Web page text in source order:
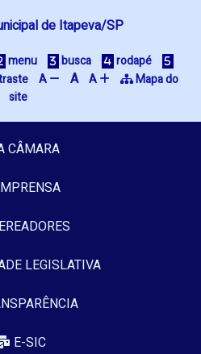
de Itapeva/SP
menu busca
rodapé
A A A
Mapa do
site
CÂMARA
LEGISLATIVA
E-SIC